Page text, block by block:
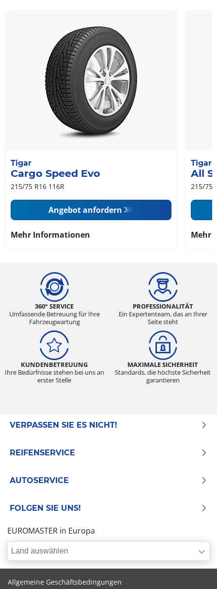
Tigar
Cargo Speed Evo
215/75 R16 116R
Angebot anfordern
Mehr Informationen
Tigar
All
215/75
Mehr
360° SERVICE
Umfassende Betreuung für Ihre
Fahrzeugwartung
PROFESSIONALITÄT
Ein Expertenteam, das an Ihrer
Seite steht
KUNDENBETREUUNG
Ihre Bedürfnisse stehen bei uns an
erster Stelle
MAXIMALE SICHERHEIT
Standards, die höchste Sicherheit
garantieren
VERPASSEN SIE ES NICHT!
REIFENSERVICE
AUTOSERVICE
FOLGEN SIE UNS!
EUROMASTER in Europa
Land auswählen
Allgemeine Geschäftsbedingungen